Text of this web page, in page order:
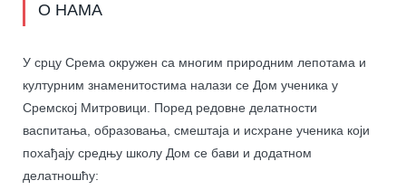
О НАМА
У срцу Срема окружен са многим природним лепотама и
културним знаменитостима налази се Дом ученика у
Сремској Митровици. Поред редовне делатности
васпитања, образовања, смештаја и исхране ученика који
похађају средњу школу Дом се бави и додатном
делатношћу: